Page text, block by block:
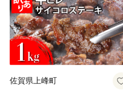
佐賀県上峰町